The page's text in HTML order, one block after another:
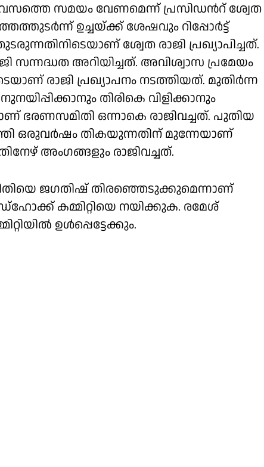
സമയം വേണമെന്ന് പ്രസിഡന്‍റ് ശ്വേത
ഉച്ചയ്ക്ക് ശേഷവും റിപ്പോർട്ട്
ശ്വേത രാജി പ്രഖ്യാപിച്ചത്.
സന്നദ്ധത അറിയിച്ചത്. അവിശ്വാസ പ്രമേയം
രാജി പ്രഖ്യാപനം നടത്തിയത്. മുതിർന്ന
തിരികെ വിളിക്കാനും
ഭരണസമിതി ഒന്നാകെ രാജിവച്ചത്. പുതിയ
ഒരുവർഷം തികയുന്നതിന് മുന്നേയാണ്
അംഗങ്ങളും രാജിവച്ചത്.
ജഗതിഷ് തിരഞ്ഞെടുക്കുമെന്നാണ്
കമ്മിറ്റിയെ നയിക്കുക. രമേശ്
ഉൾപ്പെട്ടേക്കും.